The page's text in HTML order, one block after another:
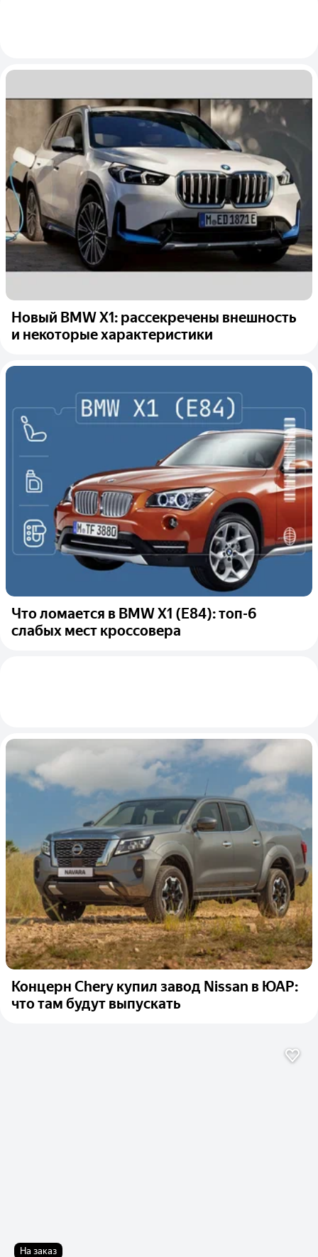
Новый BMW X1: рассекречены внешность
и некоторые характеристики
Что ломается в BMW X1 (E84): топ-6
слабых мест кроссовера
Концерн Chery купил завод Nissan в ЮАР:
что там будут выпускать
На заказ